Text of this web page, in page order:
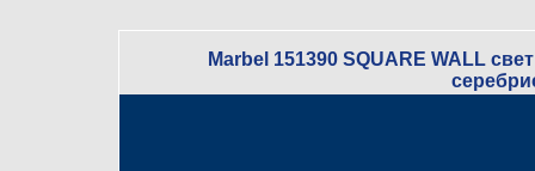
Marbel 151390 SQUARE WALL